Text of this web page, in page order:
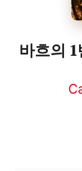
바흐의